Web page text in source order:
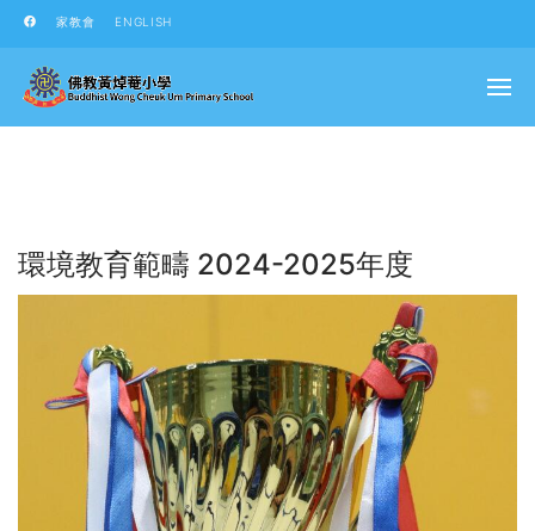
家教會 ENGLISH
環境教育範疇 2024-2025年度